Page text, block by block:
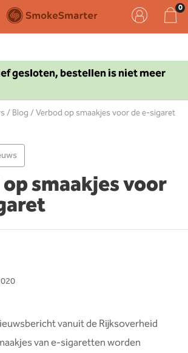
gesloten, bestellen is niet meer
/Blog/ Verbod op smaakjes voor de e-sigaret
smaakjes voor
vanuit de Rijksoverheid
van e-sigaretten worden